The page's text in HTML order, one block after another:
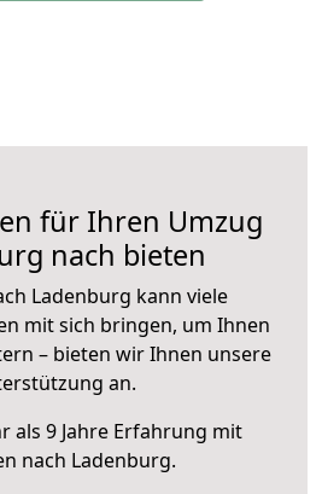
für Ihren Umzug
nach bieten
Ladenburg kann viele
mit sich bringen, um Ihnen
– bieten wir Ihnen unsere
an.
als 9 Jahre Erfahrung mit
nach Ladenburg.